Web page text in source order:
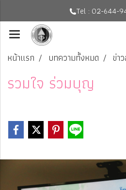
Tel : 02-644-
หน้าแรก บทความทั้งหมด ข่า
รวมใจ ร่วมบุญ